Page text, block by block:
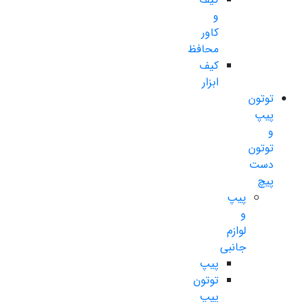
و
کاور
محافظ
کیف
ابزار
توتون
پیپ
و
توتون
دست
پیچ
پیپ
و
لوازم
جانبی
پیپ
توتون
پیپ